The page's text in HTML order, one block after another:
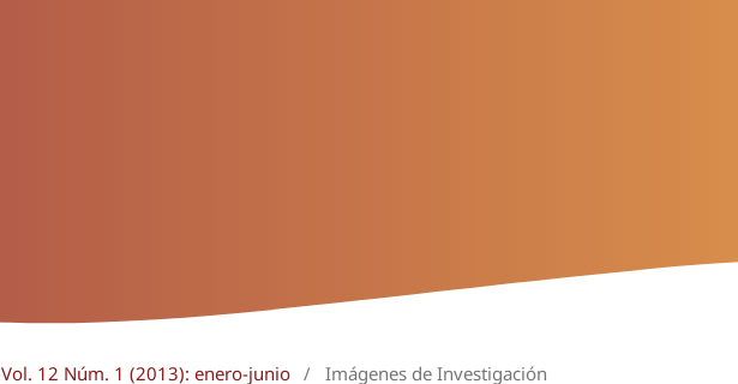
Vol. 12 Núm. 1 (2013): enero-junio / Imágenes de Investigación